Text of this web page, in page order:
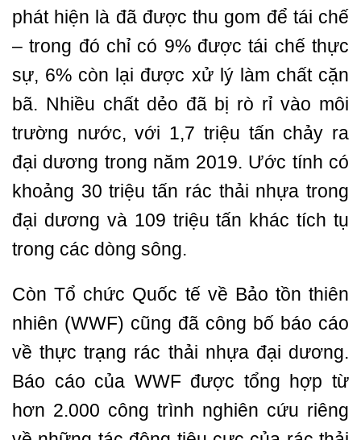
phát hiện là đã được thu gom để tái chế
– trong đó chỉ có 9% được tái chế thực
sự, 6% còn lại được xử lý làm chất cặn
bã. Nhiều chất dẻo đã bị rò rỉ vào môi
trường nước, với 1,7 triệu tấn chảy ra
đại dương trong năm 2019. Ước tính có
khoảng 30 triệu tấn rác thải nhựa trong
đại dương và 109 triệu tấn khác tích tụ
trong các dòng sông.
Còn Tổ chức Quốc tế về Bảo tồn thiên
nhiên (WWF) cũng đã công bố báo cáo
về thực trạng rác thải nhựa đại dương.
Báo cáo của WWF được tổng hợp từ
hơn 2.000 công trình nghiên cứu riêng